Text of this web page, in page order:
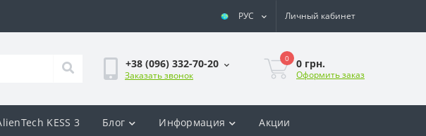
РУС Личный кабинет
+38 (096) 332-70-20
Заказать звонок
0 0 грн.
Оформить заказ
KESS 3 Блог Информация Акции